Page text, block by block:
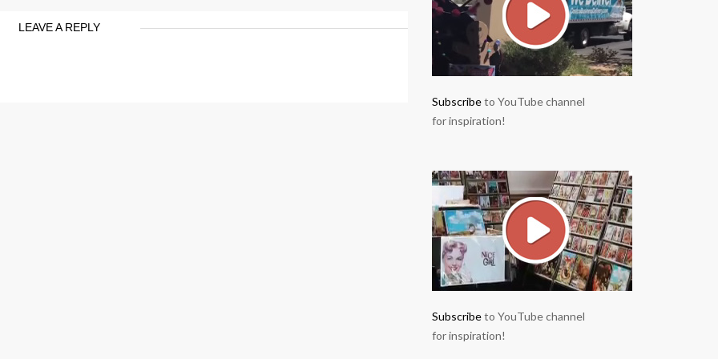
LEAVE A REPLY
Subscribeto YouTube channel
for inspiration!
Subscribeto YouTube channel
for inspiration!